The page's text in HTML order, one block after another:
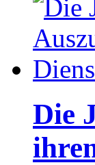
Die